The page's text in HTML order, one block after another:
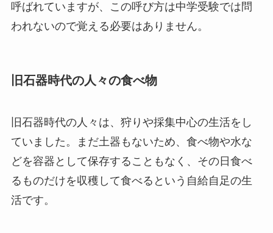
呼ばれていますが、この呼び方は中学受験では問
われないので覚える必要はありません。
旧石器時代の人々の食べ物
旧石器時代の人々は、狩りや採集中心の生活をし
ていました。まだ土器もないため、食べ物や水な
どを容器として保存することもなく、その日食べ
るものだけを収穫して食べるという自給自足の生
活です。